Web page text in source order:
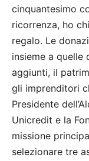
cinquantesimo
ricorrenza, ho
regalo. Le
insieme a quelle
aggiunti, il
gli imprenditori
Presidente
Unicredit e la
missione
selezionare tre